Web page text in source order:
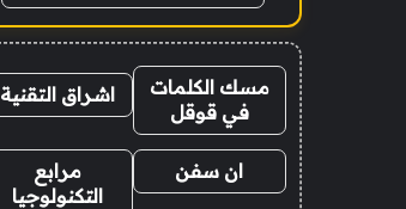
مسك الكلمات
في قوقل
اشراق التقنية
ان سفن
مرابع
التكنولوجيا